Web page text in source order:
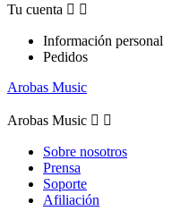
Tu cuenta  
Información personal
Pedidos
Arobas Music
Arobas Music  
Sobre nosotros
Prensa
Soporte
Afiliación